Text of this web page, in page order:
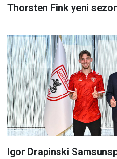
Thorsten Fink yeni
Igor Drapinski